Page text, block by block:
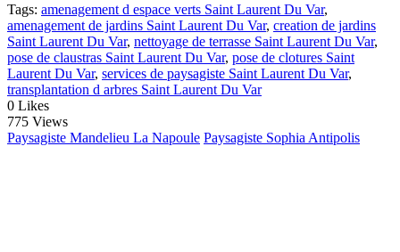
Tags: amenagement d espace verts Saint Laurent Du Var,
amenagement de jardins Saint Laurent Du Var, creation de jardins
Saint Laurent Du Var, nettoyage de terrasse Saint Laurent Du Var,
pose de claustras Saint Laurent Du Var, pose de clotures Saint
Laurent Du Var, services de paysagiste Saint Laurent Du Var,
transplantation d arbres Saint Laurent Du Var
0 Likes
775 Views
Paysagiste Mandelieu La Napoule Paysagiste Sophia Antipolis